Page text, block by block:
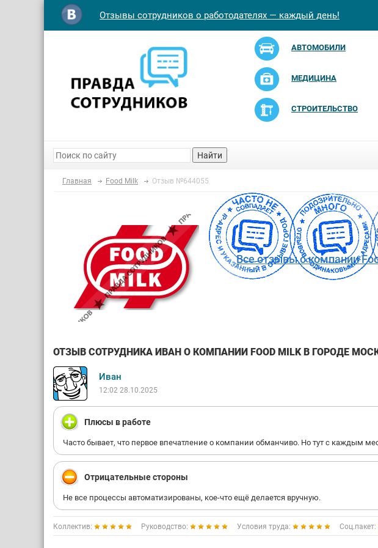
Отзывы сотрудников о работодателях — каждый день!
АВТОМОБИЛИ
МЕДИЦИНА
СТРОИТЕЛЬСТВО
Найти
Главная Food Milk Отзыв №644055
Все отзывы о компании
ОТЗЫВ СОТРУДНИКА ИВАН О КОМПАНИИ FOOD MILK В ГОРОДЕ
Иван
12:02 28.10.2025
Плюсы в работе
Часто бывает, что первое впечатление о компании обманчиво. Но тут с каждым
Отрицательные стороны
Не все процессы автоматизированы, кое-что ещё делается вручную.
Коллектив: Руководство: Условия труда: Соц.пакет: